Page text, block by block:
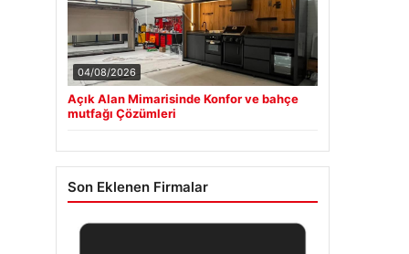
04/08/2026
Açık Alan Mimarisinde Konfor ve bahçe
mutfağı Çözümleri
Son Eklenen Firmalar